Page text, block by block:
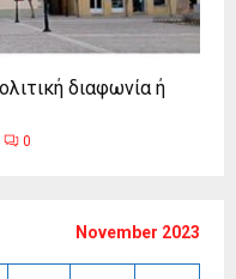
διαφωνία ή
0
November 2023